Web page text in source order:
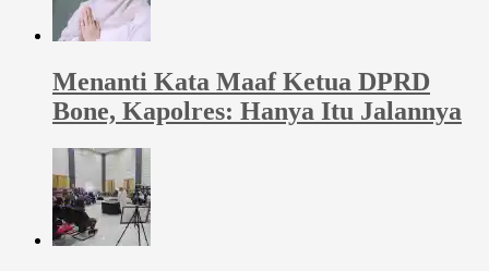
Menanti Kata Maaf Ketua DPRD
Bone, Kapolres: Hanya Itu Jalannya